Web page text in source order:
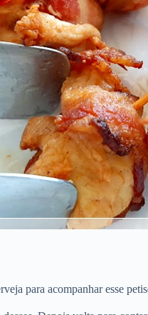
para acompanhar esse